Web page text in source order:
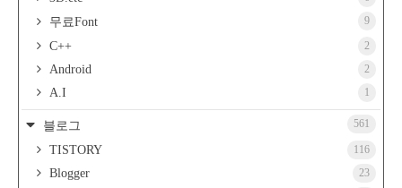
무료Font 9
C++ 2
Android 2
A.I 1
블로그 561
TISTORY 116
Blogger 23